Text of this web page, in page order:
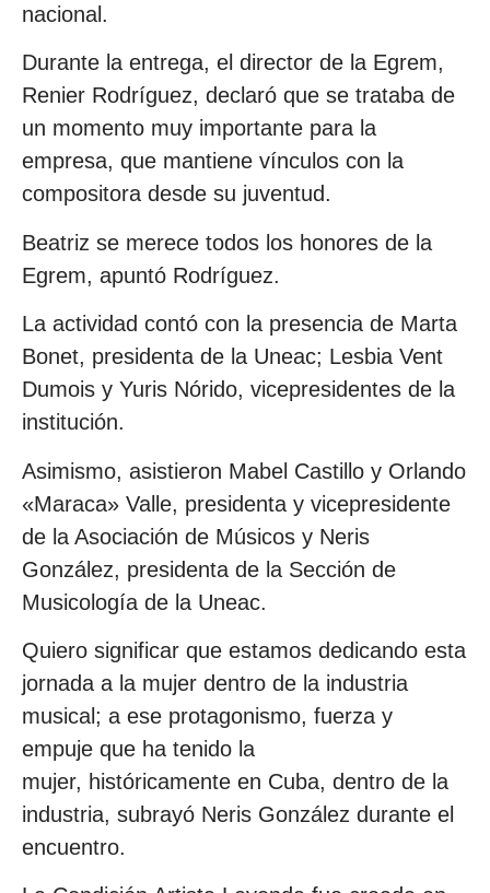
nacional.
Durante la entrega, el director de la Egrem,
Renier Rodríguez, declaró que se trataba de
un momento muy importante para la
empresa, que mantiene vínculos con la
compositora desde su juventud.
Beatriz se merece todos los honores de la
Egrem, apuntó Rodríguez.
La actividad contó con la presencia de Marta
Bonet, presidenta de la Uneac; Lesbia Vent
Dumois y Yuris Nórido, vicepresidentes de la
institución.
Asimismo, asistieron Mabel Castillo y Orlando
«Maraca» Valle, presidenta y vicepresidente
de la Asociación de Músicos y Neris
González, presidenta de la Sección de
Musicología de la Uneac.
Quiero significar que estamos dedicando esta
jornada a la mujer dentro de la industria
musical; a ese protagonismo, fuerza y
empuje que ha tenido la
mujer, históricamente en Cuba, dentro de la
industria, subrayó Neris González durante el
encuentro.